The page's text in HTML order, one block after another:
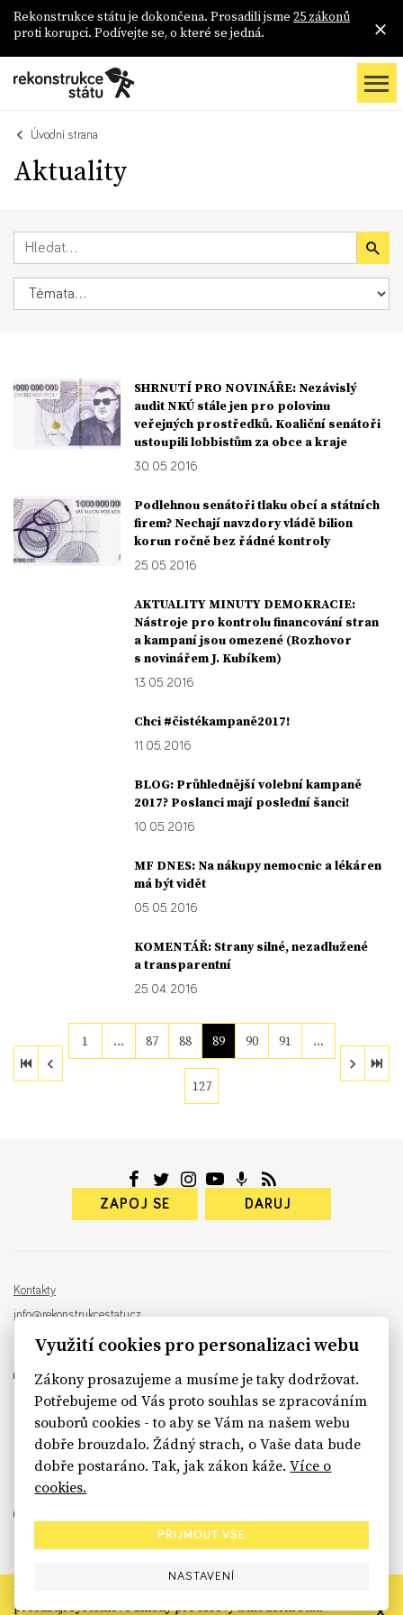
Rekonstrukce státu je dokončena. Prosadili jsme 25 zákonů
proti korupci. Podívejte se, o které se jedná.
Úvodní strana
Aktuality
SHRNUTÍ PRO NOVINÁŘE: Nezávislý
audit NKÚ stále jen pro polovinu
veřejných prostředků. Koaliční senátoři
ustoupili lobbistům za obce a kraje
30. 05. 2016
Podlehnou senátoři tlaku obcí a státních
firem? Nechají navzdory vládě bilion
korun ročně bez řádné kontroly
25. 05. 2016
AKTUALITY MINUTY DEMOKRACIE:
Nástroje pro kontrolu financování stran
a kampaní jsou omezené (Rozhovor
s novinářem J. Kubíkem)
13. 05. 2016
Chci #čistékampaně2017!
11. 05. 2016
BLOG: Průhlednější volební kampaně
2017? Poslanci mají poslední šanci!
10. 05. 2016
MF DNES: Na nákupy nemocnic a lékáren
má být vidět
05. 05. 2016
KOMENTÁŘ: Strany silné, nezadlužené
a transparentní
25. 04. 2016
1 … 87 88 89 90 91 …
127
ZAPOJ SE DARUJ
Kontakty
info@rekonstrukcestatu.cz
Návrh a vývoj: Sinfin , ilustrace:
sinfin.digital
Rekonstrukce státu končí. Její členské organizace však dál
prosazují systémové změny pro férový a moderní stát.
Využití cookies pro personalizaci webu
Zákony prosazujeme a musíme je taky dodržovat.
Potřebujeme od Vás proto souhlas se zpracováním
souborů cookies - to aby se Vám na našem webu
dobře brouzdalo. Žádný strach, o Vaše data bude
dobře postaráno. Tak, jak zákon káže.Více o
cookies.
PŘIJMOUT VŠE
NASTAVENÍ